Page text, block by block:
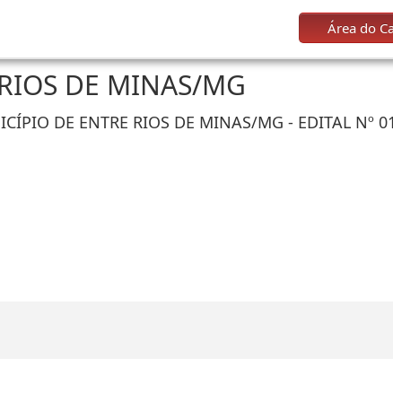
Área do
DE MINAS/MG
DE ENTRE RIOS DE MINAS/MG - EDITAL Nº